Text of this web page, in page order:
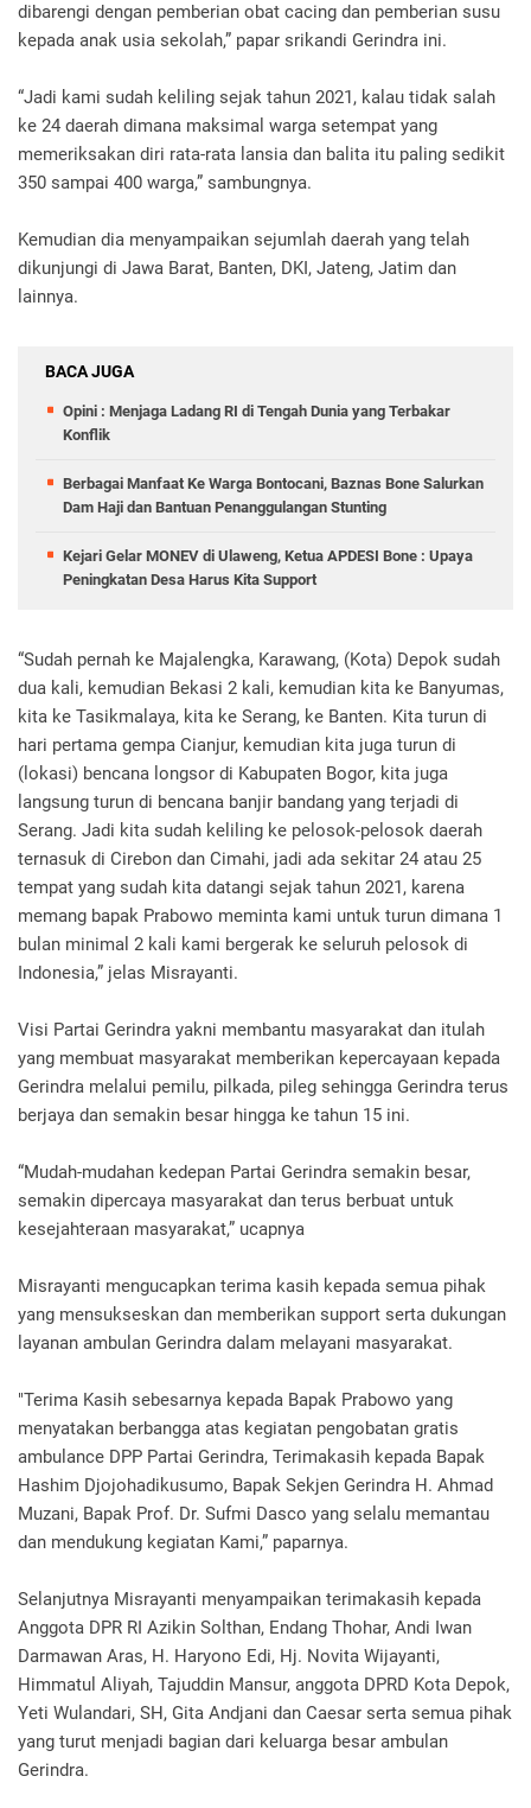
dibarengi dengan pemberian obat cacing dan pemberian susu
kepada anak usia sekolah,” papar srikandi Gerindra ini.
“Jadi kami sudah keliling sejak tahun 2021, kalau tidak salah
ke 24 daerah dimana maksimal warga setempat yang
memeriksakan diri rata-rata lansia dan balita itu paling sedikit
350 sampai 400 warga,” sambungnya.
Kemudian dia menyampaikan sejumlah daerah yang telah
dikunjungi di Jawa Barat, Banten, DKI, Jateng, Jatim dan
lainnya.
BACA JUGA
Opini : Menjaga Ladang RI di Tengah Dunia yang Terbakar
Konflik
Berbagai Manfaat Ke Warga Bontocani, Baznas Bone Salurkan
Dam Haji dan Bantuan Penanggulangan Stunting
Kejari Gelar MONEV di Ulaweng, Ketua APDESI Bone : Upaya
Peningkatan Desa Harus Kita Support
“Sudah pernah ke Majalengka, Karawang, (Kota) Depok sudah
dua kali, kemudian Bekasi 2 kali, kemudian kita ke Banyumas,
kita ke Tasikmalaya, kita ke Serang, ke Banten. Kita turun di
hari pertama gempa Cianjur, kemudian kita juga turun di
(lokasi) bencana longsor di Kabupaten Bogor, kita juga
langsung turun di bencana banjir bandang yang terjadi di
Serang. Jadi kita sudah keliling ke pelosok-pelosok daerah
ternasuk di Cirebon dan Cimahi, jadi ada sekitar 24 atau 25
tempat yang sudah kita datangi sejak tahun 2021, karena
memang bapak Prabowo meminta kami untuk turun dimana 1
bulan minimal 2 kali kami bergerak ke seluruh pelosok di
Indonesia,” jelas Misrayanti.
Visi Partai Gerindra yakni membantu masyarakat dan itulah
yang membuat masyarakat memberikan kepercayaan kepada
Gerindra melalui pemilu, pilkada, pileg sehingga Gerindra terus
berjaya dan semakin besar hingga ke tahun 15 ini.
“Mudah-mudahan kedepan Partai Gerindra semakin besar,
semakin dipercaya masyarakat dan terus berbuat untuk
kesejahteraan masyarakat,” ucapnya
Misrayanti mengucapkan terima kasih kepada semua pihak
yang mensukseskan dan memberikan support serta dukungan
layanan ambulan Gerindra dalam melayani masyarakat.
"Terima Kasih sebesarnya kepada Bapak Prabowo yang
menyatakan berbangga atas kegiatan pengobatan gratis
ambulance DPP Partai Gerindra, Terimakasih kepada Bapak
Hashim Djojohadikusumo, Bapak Sekjen Gerindra H. Ahmad
Muzani, Bapak Prof. Dr. Sufmi Dasco yang selalu memantau
dan mendukung kegiatan Kami,” paparnya.
Selanjutnya Misrayanti menyampaikan terimakasih kepada
Anggota DPR RI Azikin Solthan, Endang Thohar, Andi Iwan
Darmawan Aras, H. Haryono Edi, Hj. Novita Wijayanti,
Himmatul Aliyah, Tajuddin Mansur, anggota DPRD Kota Depok,
Yeti Wulandari, SH, Gita Andjani dan Caesar serta semua pihak
yang turut menjadi bagian dari keluarga besar ambulan
Gerindra.